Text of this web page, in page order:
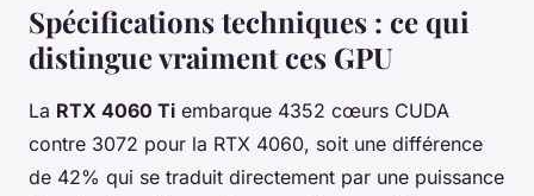
Spécifications techniques : ce qui
distingue vraiment ces GPU
La RTX 4060 Ti embarque 4352 cœurs CUDA
contre 3072 pour la RTX 4060, soit une différence
de 42% qui se traduit directement par une puissance